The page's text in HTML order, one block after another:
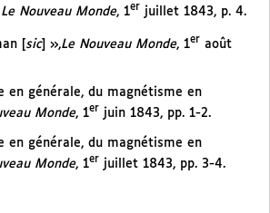
Le Nouveau Monde, 1er juillet 1843, p. 4.
[sic] »,Le Nouveau Monde, 1er août
en générale, du magnétisme en
Monde, 1er juin 1843, pp. 1-2.
en générale, du magnétisme en
Monde, 1er juillet 1843, pp. 3-4.